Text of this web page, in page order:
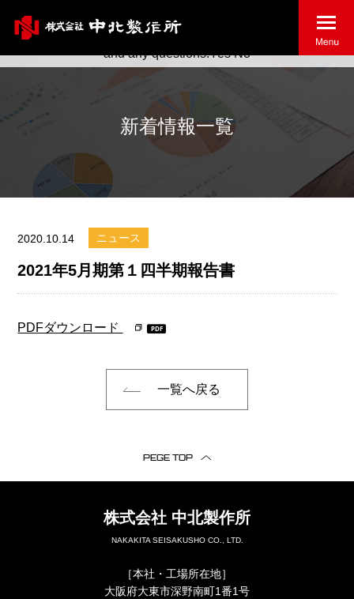
新着情報一覧
2020.10.14 ニュース
2021年5月期第１四半期報告書
PDFダウンロード
一覧へ戻る
PEGE TOP
株式会社 中北製作所
NAKAKITA SEISAKUSHO CO., LTD.
［本社・工場所在地］
大阪府大東市深野南町1番1号
May we use cookies to track your activities? We take your
privacy very seriously. Please see our privacy policy for details
and any questions.Yes No